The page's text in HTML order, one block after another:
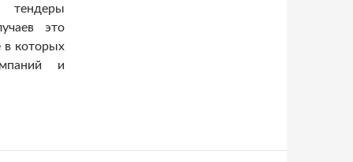
тендеры
это
в которых
и